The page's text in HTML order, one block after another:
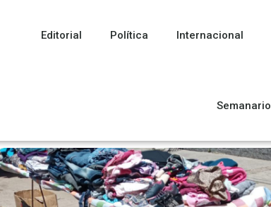
Editorial Política Internacional
Semanario